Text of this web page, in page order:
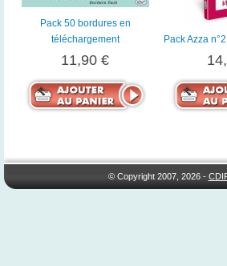
Pack 50 bordures en
téléchargement
11,90 €
Pack Azza
© Copyright 2007, 2026 -